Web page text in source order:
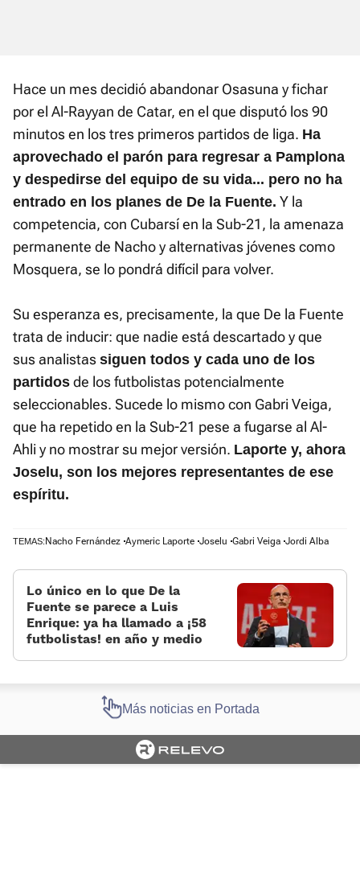
Hace un mes decidió abandonar Osasuna y fichar
por el Al-Rayyan de Catar, en el que disputó los 90
minutos en los tres primeros partidos de liga. Ha
aprovechado el parón para regresar a Pamplona
y despedirse del equipo de su vida... pero no ha
entrado en los planes de De la Fuente. Y la
competencia, con Cubarsí en la Sub-21, la amenaza
permanente de Nacho y alternativas jóvenes como
Mosquera, se lo pondrá difícil para volver.
Su esperanza es, precisamente, la que De la Fuente
trata de inducir: que nadie está descartado y que
sus analistas siguen todos y cada uno de los
partidos de los futbolistas potencialmente
seleccionables. Sucede lo mismo con Gabri Veiga,
que ha repetido en la Sub-21 pese a fugarse al Al-
Ahli y no mostrar su mejor versión. Laporte y, ahora
Joselu, son los mejores representantes de ese
espíritu.
TEMAS: Nacho Fernández Aymeric Laporte Joselu Gabri Veiga Jordi Alba
Lo único en lo que De la
Fuente se parece a Luis
Enrique: ya ha llamado a ¡58
futbolistas! en año y medio
Más noticias en Portada